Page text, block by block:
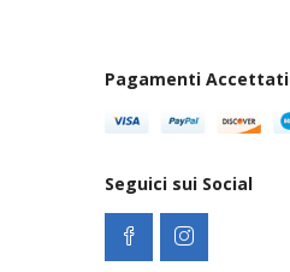
Pagamenti Accettati
Seguici sui Social